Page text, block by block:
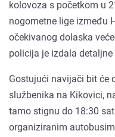
kolovoza s početkom u
nogometne lige između
očekivanog dolaska
policija je izdala detaljne
Gostujući navijači bit će
službenika na Kikovici,
tamo stignu do 18:30
organiziranim